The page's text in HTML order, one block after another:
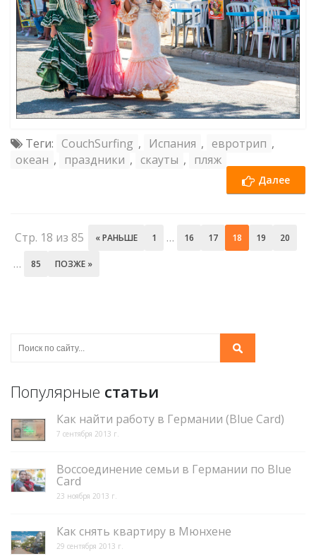
Теги: CouchSurfing , Испания , евротрип ,
океан , праздники , скауты , пляж
Далее
Стр. 18 из 85 « РАНЬШЕ 1 … 16 17 18 19 20
… 85 ПОЗЖЕ »
Популярные статьи
Как найти работу в Германии (Blue Card)
7 сентября 2013 г.
Воссоединение семьи в Германии по Blue
Card
23 ноября 2013 г.
Как снять квартиру в Мюнхене
29 сентября 2013 г.